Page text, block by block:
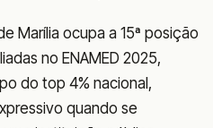
Marília ocupa a 15ª posição
no ENAMED 2025,
do top 4% nacional,
quando se